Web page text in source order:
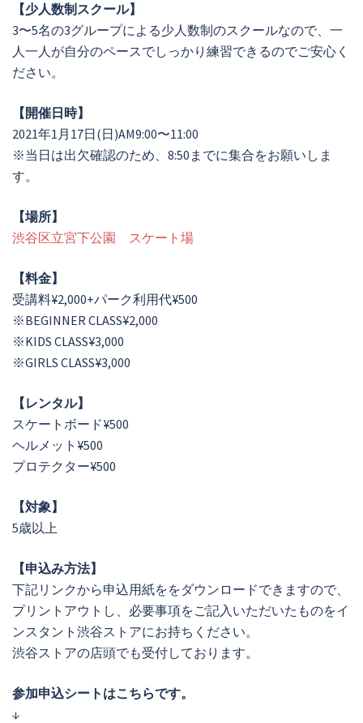
【少人数制スクール】
3〜5名の3グループによる少人数制のスクールなので、一
人一人が自分のペースでしっかり練習できるのでご安心く
ださい。
【開催日時】
2021年1月17日(日)AM9:00〜11:00
※当日は出欠確認のため、8:50までに集合をお願いしま
す。
【場所】
渋谷区立宮下公園 スケート場
【料金】
受講料¥2,000+パーク利用代¥500
※BEGINNER CLASS¥2,000
※KIDS CLASS¥3,000
※GIRLS CLASS¥3,000
【レンタル】
スケートボード¥500
ヘルメット¥500
プロテクター¥500
【対象】
5歳以上
【申込み方法】
下記リンクから申込用紙ををダウンロードできますので、
プリントアウトし、必要事項をご記入いただいたものをイ
ンスタント渋谷ストアにお持ちください。
渋谷ストアの店頭でも受付しております。
参加申込シートはこちらです。
↓